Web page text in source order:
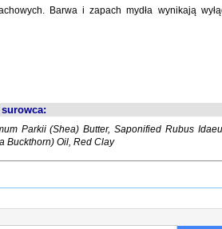
Barwa i zapach mydła wynikają
surowca:
Parkii (Shea) Butter, Saponified Rubus
Buckthorn) Oil, Red Clay